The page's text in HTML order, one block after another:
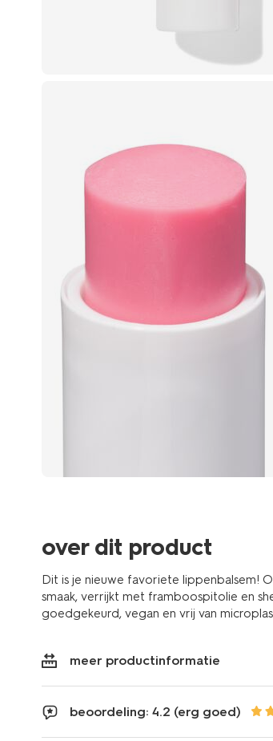
over dit product
Dit is je nieuwe favoriete lippenbalsem!
smaak, verrijkt met framboospitolie en
goedgekeurd, vegan en vrij van
meer productinformatie
beoordeling: 4.2 (erg goed)